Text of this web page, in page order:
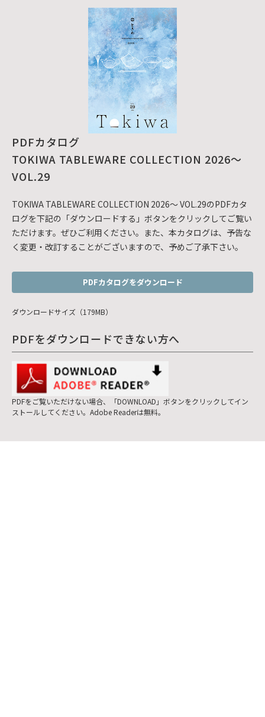
PDFカタログ
TOKIWA TABLEWARE COLLECTION 2026～
VOL.29
TOKIWA TABLEWARE COLLECTION 2026～ VOL.29のPDFカタ
ログを下記の「ダウンロードする」ボタンをクリックしてご覧い
ただけます。ぜひご利用ください。また、本カタログは、予告な
く変更・改訂することがございますので、予めご了承下さい。
PDFカタログをダウンロード
ダウンロードサイズ（179MB）
PDFをダウンロードできない方へ
PDFをご覧いただけない場合、「DOWNLOAD」ボタンをクリックしてイン
ストールしてください。Adobe Readerは無料。